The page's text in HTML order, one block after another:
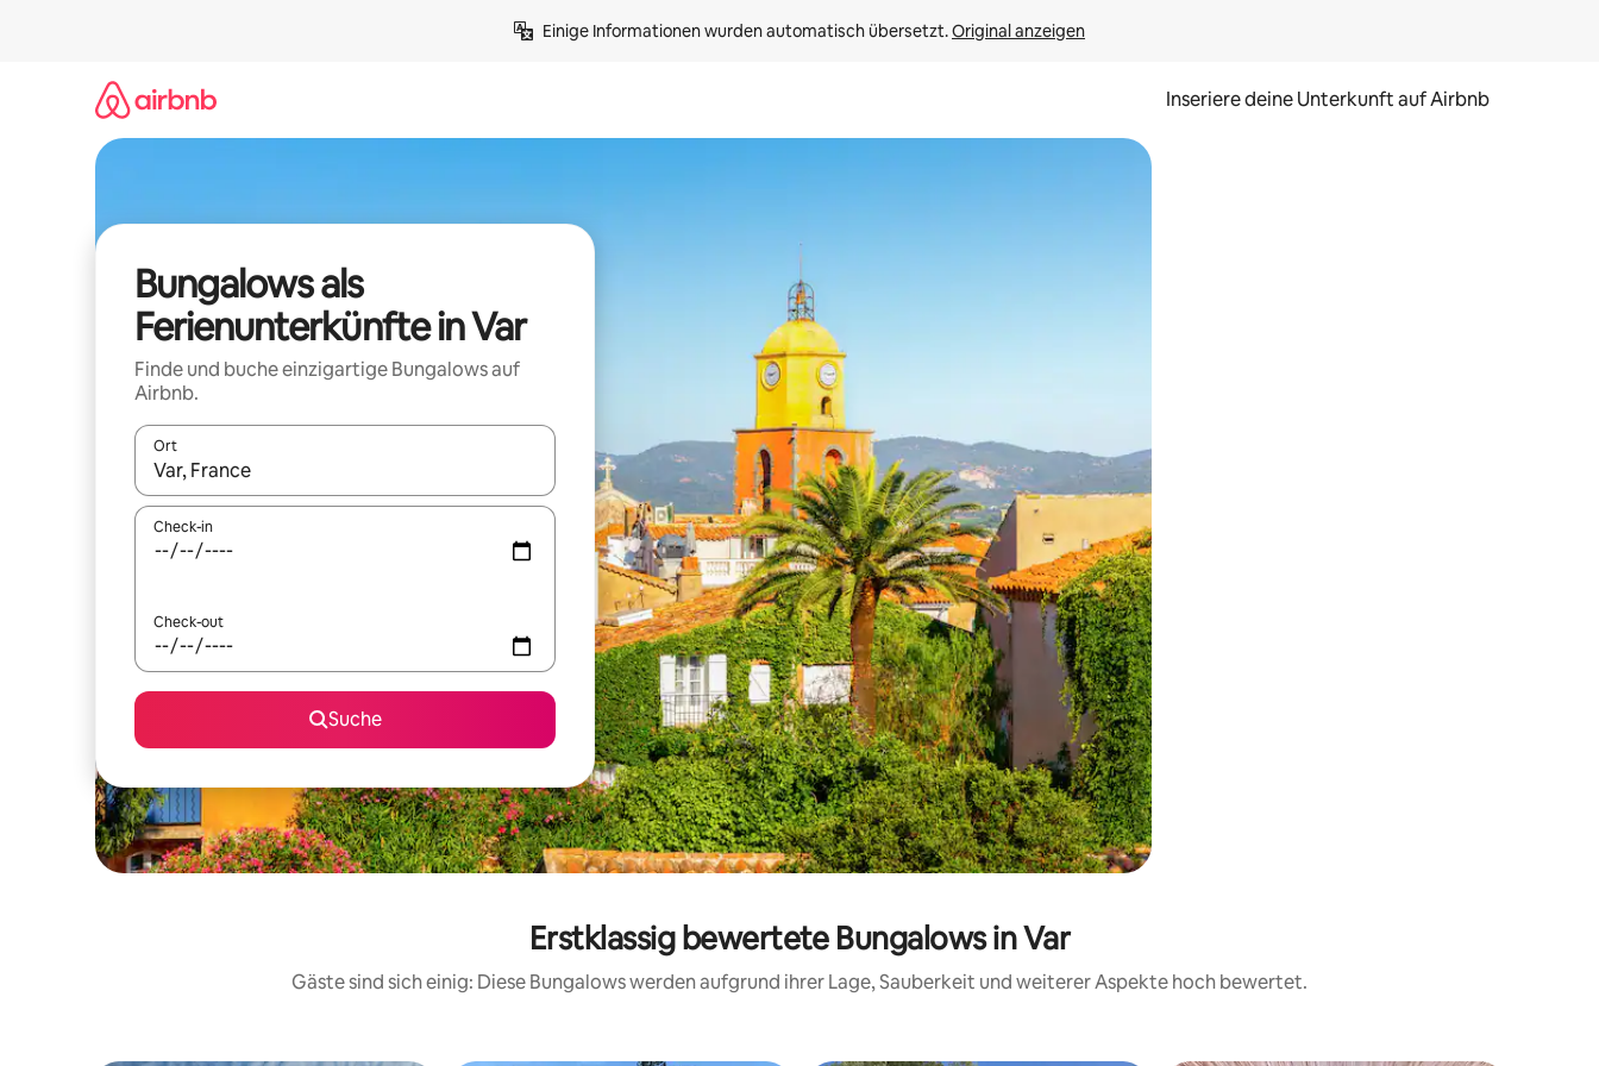
Einige Informationen wurden automatisch übersetzt. Original anzeigen
Inseriere deine Unterkunft auf Airbnb
Bungalows als
Ferienunterkünfte in Var
Finde und buche einzigartige Bungalows auf
Airbnb.
Ort
Wenn Ergebnisse verfügbar sind, navigiere mit den Pfeiltasten nach oben und unten oder erkunde die Ergebnisse durch Berühren oder Wischgesten.
Check-in
Check-out
Suche
Erstklassig bewertete Bungalows in Var
Gäste sind sich einig: Diese Bungalows werden aufgrund ihrer Lage, Sauberkeit und weiterer Aspekte hoch bewertet.